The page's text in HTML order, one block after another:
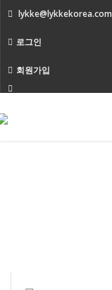
lykke@lykkekorea.com
로그인
회원가입